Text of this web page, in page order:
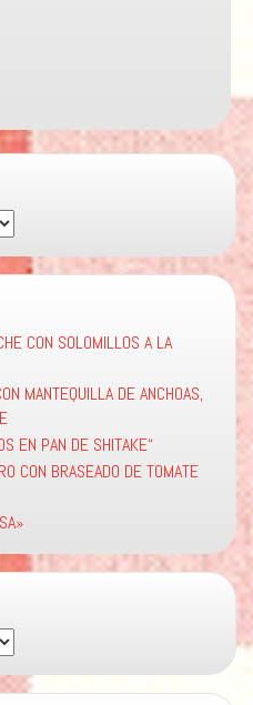
CON SOLOMILLOS A LA
MANTEQUILLA DE ANCHOAS,
EN PAN DE SHITAKE“
CON BRASEADO DE TOMATE